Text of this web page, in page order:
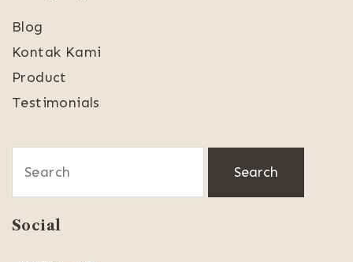
Blog
Kontak Kami
Product
Testimonials
Social